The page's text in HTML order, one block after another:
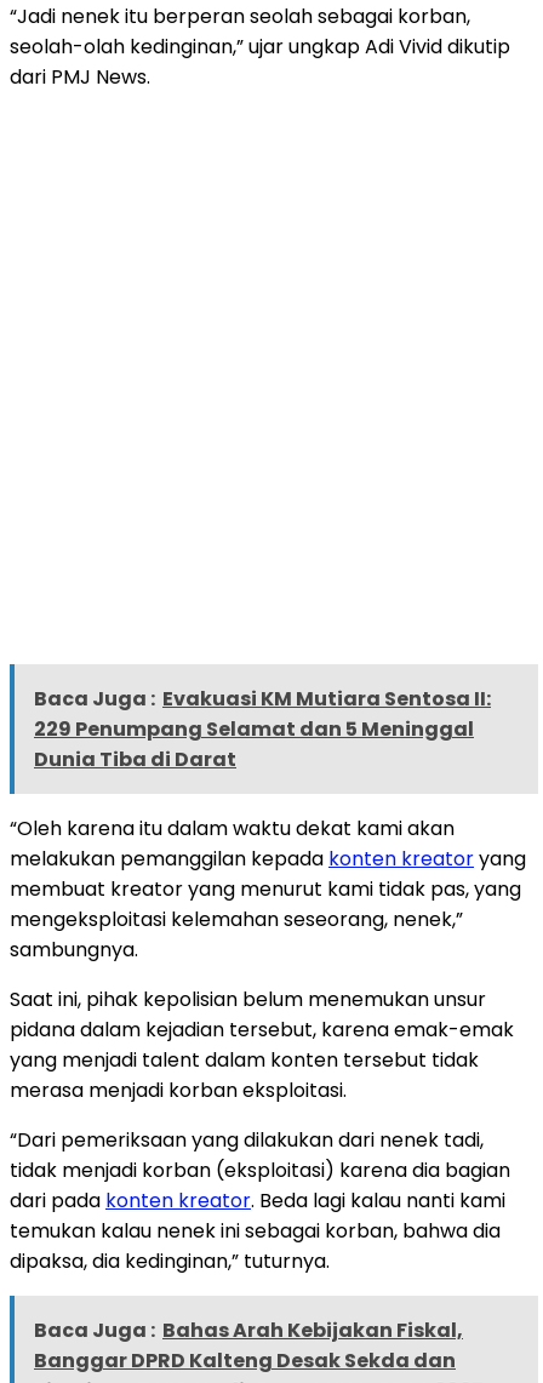
“Jadi nenek itu berperan seolah sebagai korban,
seolah-olah kedinginan,” ujar ungkap Adi Vivid dikutip
dari PMJ News.
Baca Juga : Evakuasi KM Mutiara Sentosa II:
229 Penumpang Selamat dan 5 Meninggal
Dunia Tiba di Darat
“Oleh karena itu dalam waktu dekat kami akan
melakukan pemanggilan kepada konten kreatoryang
membuat kreator yang menurut kami tidak pas, yang
mengeksploitasi kelemahan seseorang, nenek,”
sambungnya.
Saat ini, pihak kepolisian belum menemukan unsur
pidana dalam kejadian tersebut, karena emak-emak
yang menjadi talent dalam konten tersebut tidak
merasa menjadi korban eksploitasi.
“Dari pemeriksaan yang dilakukan dari nenek tadi,
tidak menjadi korban (eksploitasi) karena dia bagian
dari pada konten kreator. Beda lagi kalau nanti kami
temukan kalau nenek ini sebagai korban, bahwa dia
dipaksa, dia kedinginan,” tuturnya.
Baca Juga : Bahas Arah Kebijakan Fiskal,
Banggar DPRD Kalteng Desak Sekda dan